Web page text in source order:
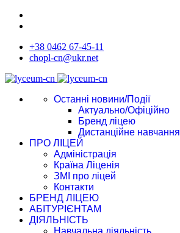
+38 0462 67-45-11
chopl-cn@ukr.net
Останні новини/Події
Актуально/Офіційно
Бренд ліцею
Дистанційне навчання
ПРО ЛІЦЕЙ
Адміністрація
Країна Ліценія
ЗМІ про ліцей
Контакти
БРЕНД ЛІЦЕЮ
АБІТУРІЄНТАМ
ДІЯЛЬНІСТЬ
Навчальна діяльність